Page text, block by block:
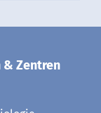
& Zentren